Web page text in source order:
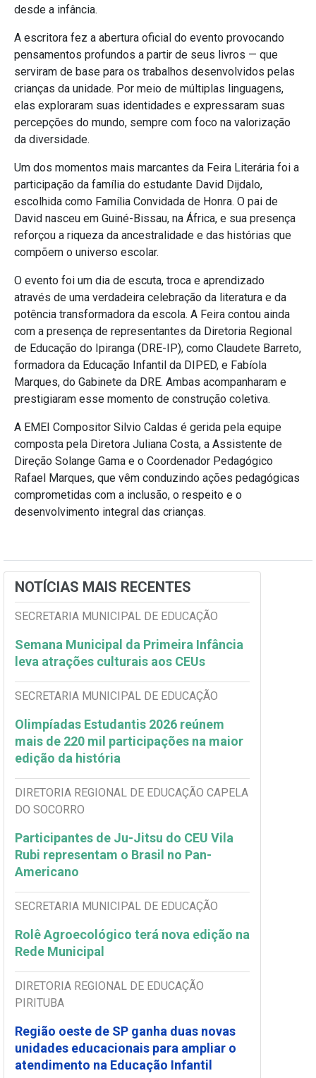
desde a infância.
A escritora fez a abertura oficial do evento provocando
pensamentos profundos a partir de seus livros — que
serviram de base para os trabalhos desenvolvidos pelas
crianças da unidade. Por meio de múltiplas linguagens,
elas exploraram suas identidades e expressaram suas
percepções do mundo, sempre com foco na valorização
da diversidade.
Um dos momentos mais marcantes da Feira Literária foi a
participação da família do estudante David Dijdalo,
escolhida como Família Convidada de Honra. O pai de
David nasceu em Guiné-Bissau, na África, e sua presença
reforçou a riqueza da ancestralidade e das histórias que
compõem o universo escolar.
O evento foi um dia de escuta, troca e aprendizado
através de uma verdadeira celebração da literatura e da
potência transformadora da escola. A Feira contou ainda
com a presença de representantes da Diretoria Regional
de Educação do Ipiranga (DRE-IP), como Claudete Barreto,
formadora da Educação Infantil da DIPED, e Fabíola
Marques, do Gabinete da DRE. Ambas acompanharam e
prestigiaram esse momento de construção coletiva.
A EMEI Compositor Silvio Caldas é gerida pela equipe
composta pela Diretora Juliana Costa, a Assistente de
Direção Solange Gama e o Coordenador Pedagógico
Rafael Marques, que vêm conduzindo ações pedagógicas
comprometidas com a inclusão, o respeito e o
desenvolvimento integral das crianças.
NOTÍCIAS MAIS RECENTES
SECRETARIA MUNICIPAL DE EDUCAÇÃO
Semana Municipal da Primeira Infância
leva atrações culturais aos CEUs
SECRETARIA MUNICIPAL DE EDUCAÇÃO
Olimpíadas Estudantis 2026 reúnem
mais de 220 mil participações na maior
edição da história
DIRETORIA REGIONAL DE EDUCAÇÃO CAPELA
DO SOCORRO
Participantes de Ju-Jitsu do CEU Vila
Rubi representam o Brasil no Pan-
Americano
SECRETARIA MUNICIPAL DE EDUCAÇÃO
Rolê Agroecológico terá nova edição na
Rede Municipal
DIRETORIA REGIONAL DE EDUCAÇÃO
PIRITUBA
Região oeste de SP ganha duas novas
unidades educacionais para ampliar o
atendimento na Educação Infantil